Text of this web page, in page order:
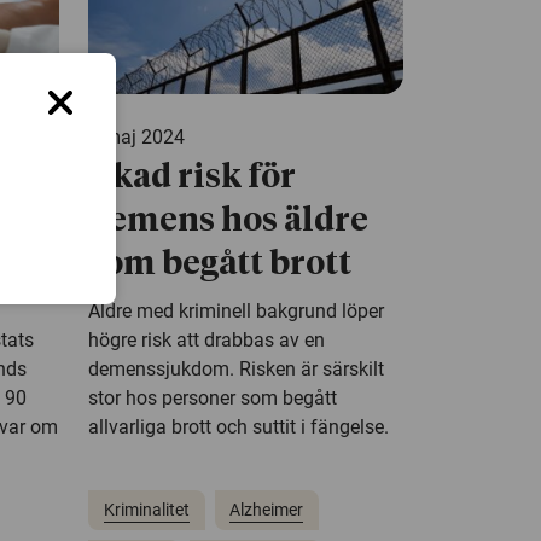
90
om
7 maj 2024
Ökad risk för
demens hos äldre
som begått brott
Äldre med kriminell bakgrund löper
högre risk att drabbas av en
demenssjukdom. Risken är särskilt
stor hos personer som begått
allvarliga brott och suttit i fängelse.
Kriminalitet Alzheimer